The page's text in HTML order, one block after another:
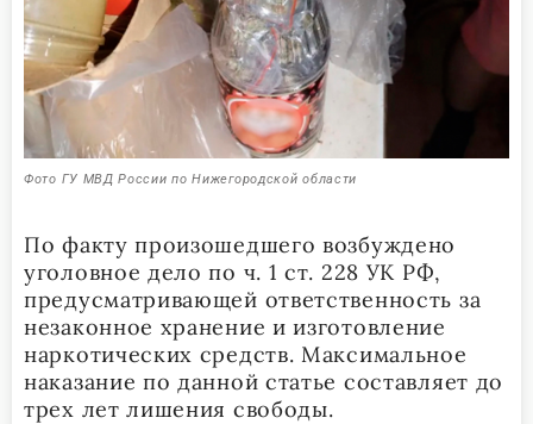
Фото ГУ МВД России по Нижегородской области
По факту произошедшего возбуждено
уголовное дело по ч. 1 ст. 228 УК РФ,
предусматривающей ответственность за
незаконное хранение и изготовление
наркотических средств. Максимальное
наказание по данной статье составляет до
трех лет лишения свободы.